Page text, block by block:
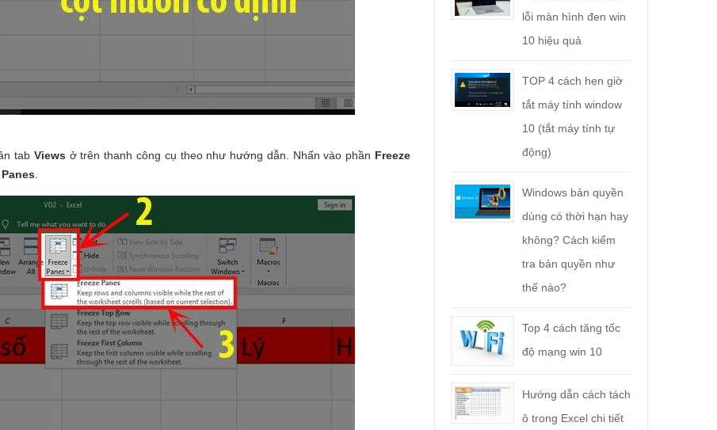
tab Views ở trên thanh công cụ theo như hướng dẫn. Nhấn vào phần Freeze
lỗi màn hình đen win
10 hiệu quả
TOP 4 cách hẹn giờ
tắt máy tính window
10 (tắt máy tính tự
động)
Windows bản quyền
dùng có thời hạn hay
không? Cách kiểm
tra bản quyền như
thế nào?
Top 4 cách tăng tốc
độ mạng win 10
Hướng dẫn cách tách
ô trong Excel chi tiết